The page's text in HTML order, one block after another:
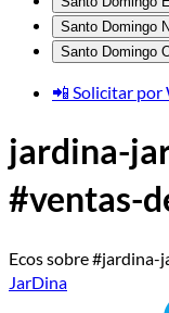
Santo Domingo
Santo Domingo
📲 Solicitar
jardina-
#ventas-
Ecos sobre
JarDina